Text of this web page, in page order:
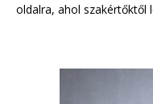
oldalra, ahol szakértőktől